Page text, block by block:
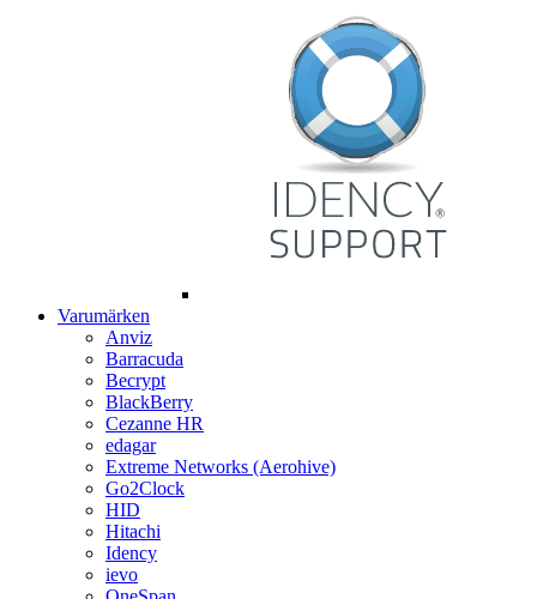
Varumärken
Anviz
Barracuda
Becrypt
BlackBerry
Cezanne HR
edagar
Extreme Networks (Aerohive)
Go2Clock
HID
Hitachi
Idency
ievo